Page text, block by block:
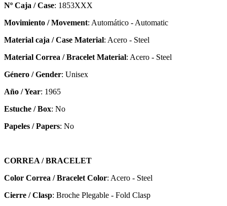
Nº Caja / Case: 1853XXX
Movimiento / Movement: Automático - Automatic
Material caja / Case Material: Acero - Steel
Material Correa / Bracelet Material: Acero - Steel
Género / Gender: Unisex
Año / Year: 1965
Estuche / Box: No
Papeles / Papers: No
CORREA / BRACELET
Color Correa / Bracelet Color: Acero - Steel
Cierre / Clasp: Broche Plegable - Fold Clasp